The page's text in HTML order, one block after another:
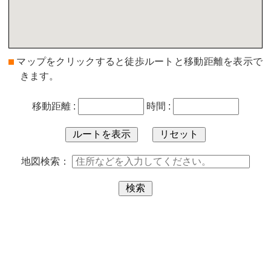
マップをクリックすると徒歩ルートと移動距離を表示で
きます。
移動距離 : 時間 :
地図検索：